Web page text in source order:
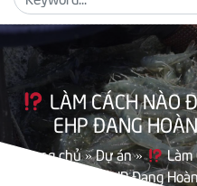
LÀM CÁCH NÀO
EHP ĐANG
Trang chủ»Dự án»
Làm
EHP Đang